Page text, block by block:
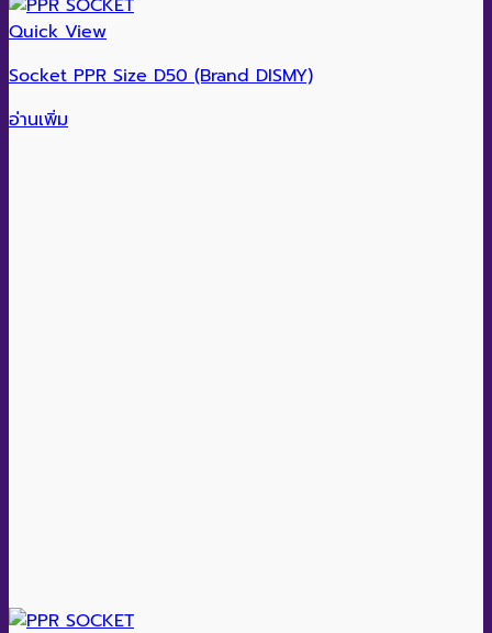
Quick View
Socket PPR Size D50 (Brand DISMY)
อ่านเพิ่ม